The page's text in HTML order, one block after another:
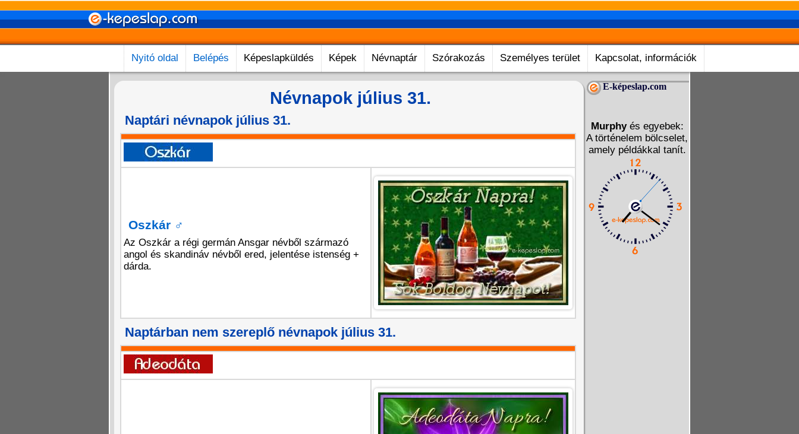
Nyitó oldal Belépés Képeslapküldés Képek Névnaptár Szórakozás Személyes terület Kapcsolat, információk
Névnapok július 31.
Naptári névnapok július 31.
Oszkár ♂
Az Oszkár a régi germán Ansgar névből származó
angol és skandináv névből ered, jelentése istenség +
dárda.
Naptárban nem szereplő névnapok július 31.
E-képeslap.com
Murphyés egyebek:
A történelem bölcselet,
amely példákkal tanít.